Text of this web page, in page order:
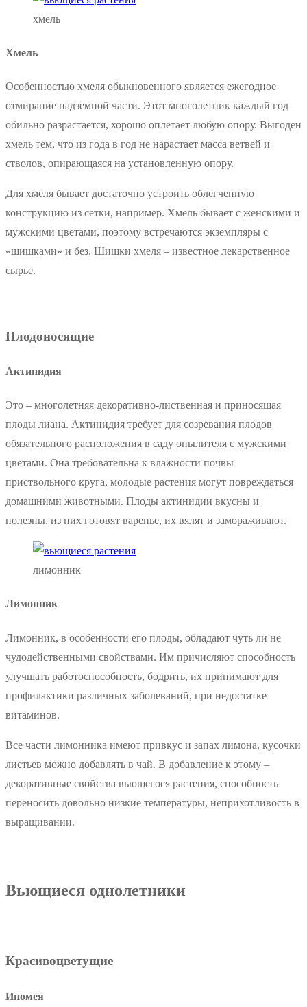
хмель
Хмель
Особенностью хмеля обыкновенного является ежегодное
отмирание надземной части. Этот многолетник каждый год
обильно разрастается, хорошо оплетает любую опору. Выгоден
хмель тем, что из года в год не нарастает масса ветвей и
стволов, опирающаяся на установленную опору.
Для хмеля бывает достаточно устроить облегченную
конструкцию из сетки, например. Хмель бывает с женскими и
мужскими цветами, поэтому встречаются экземпляры с
«шишками» и без. Шишки хмеля – известное лекарственное
сырье.
Плодоносящие
Актинидия
Это – многолетняя декоративно-лиственная и приносящая
плоды лиана. Актинидия требует для созревания плодов
обязательного расположения в саду опылителя с мужскими
цветами. Она требовательна к влажности почвы
приствольного круга, молодые растения могут повреждаться
домашними животными. Плоды актинидии вкусны и
полезны, из них готовят варенье, их вялят и замораживают.
лимонник
Лимонник
Лимонник, в особенности его плоды, обладают чуть ли не
чудодейственными свойствами. Им причисляют способность
улучшать работоспособность, бодрить, их принимают для
профилактики различных заболеваний, при недостатке
витаминов.
Все части лимонника имеют привкус и запах лимона, кусочки
листьев можно добавлять в чай. В добавление к этому –
декоративные свойства вьющегося растения, способность
переносить довольно низкие температуры, неприхотливость в
выращивании.
Вьющиеся однолетники
Красивоцветущие
Ипомея